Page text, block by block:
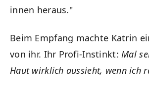
innen heraus."
Beim Empfang machte Katrin
von ihr. Ihr Profi-Instinkt:Mal
Haut wirklich aussieht, wenn ich